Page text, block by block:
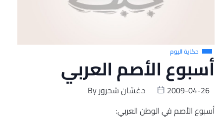
حكاية اليوم
أسبوع الأصم العربي
Byد.غسّان شحرور
2009-04-26
أسبوع الأصم في الوطن العربي: